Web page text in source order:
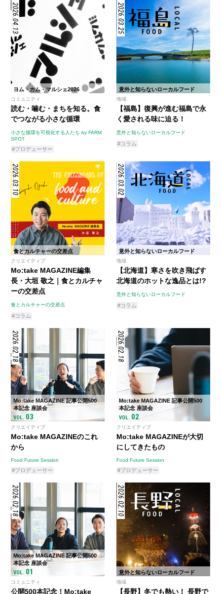
2026.04.13
ヨム・カム・マルシェ2026
コミュニティ
読む・噛む・まちを知る。食
でつながる小さな循環
小さな循環を可視化する人たち by FARM
SPOT
#プロデューサー
2026.03.25
意外と知らないローカルフード
地域
【福島】復興が進む福島で永
く愛される味に迫る！
意外と知らないローカルフード
#コラム
2026.03.10
食とカルチャーの交差点
クリエイティブ
Mo:take MAGAZINE編集
長・大垣 敬之｜食とカルチャ
ーの交差点
食とカルチャーの交差点
#コラム
2026.03.02
意外と知らないローカルフード
地域
【北海道】寒さを吹き飛ばす
北海道のホットな逸品とは!?
意外と知らないローカルフード
#コラム
2026.02.18
Mo:take MAGAZINE 記事公開500
本記念 座談会
VOL. 03
クリエイティブ
Mo:take MAGAZINEのこれ
から
Food Future Session
#プロデューサー
2026.02.18
Mo:take MAGAZINE 記事公開500
本記念 座談会
VOL. 02
クリエイティブ
Mo:take MAGAZINEが大切
にしてきたもの
Food Future Session
#プロデューサー
2026.02.18
Mo:take MAGAZINE 記事公開500
本記念 座談会
VOL. 01
コミュニティ
公開500本記念！Mo:take
2026.02.10
意外と知らないローカルフード
地域
【長野】冬でも熱い！ 長野で